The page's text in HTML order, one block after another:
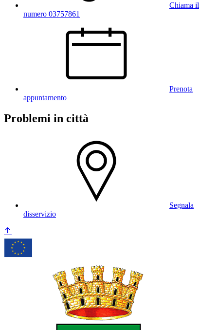
Chiama il
numero 03757861
Prenota
appuntamento
Problemi in città
Segnala
disservizio